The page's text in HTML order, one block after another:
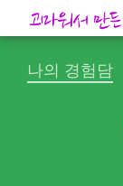
나의 경험담